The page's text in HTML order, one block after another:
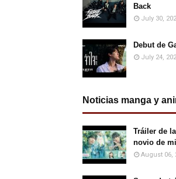
Back
July 30,
Debut de
July 24,
Noticias manga y
Tráiler de
novio de
August 06,